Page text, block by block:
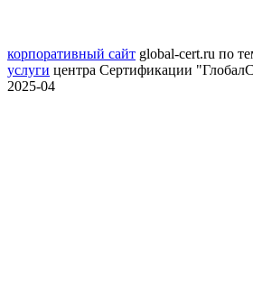
корпоративный сайт global-cert.ru по
услуги центра Сертификации
2025-04